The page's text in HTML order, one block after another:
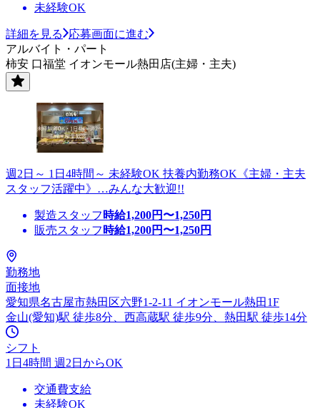
未経験OK
詳細を見る
応募画面に進む
アルバイト・パート
柿安 口福堂 イオンモール熱田店(主婦・主夫)
週2日～ 1日4時間～ 未経験OK 扶養内勤務OK《主婦・主夫
スタッフ活躍中》…みんな大歓迎!!
製造スタッフ 時給1,200円〜1,250円
販売スタッフ 時給1,200円〜1,250円
勤務地
面接地
愛知県名古屋市熱田区六野1-2-11 イオンモール熱田1F
金山(愛知)駅 徒歩8分、西高蔵駅 徒歩9分、熱田駅 徒歩14分
シフト
1日4時間 週2日からOK
交通費支給
未経験OK